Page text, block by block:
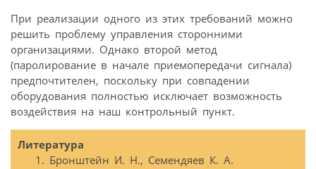
При реализации одного из этих требований можно
решить проблему управления сторонними
организациями. Однако второй метод
(паролирование в начале приемопередачи сигнала)
предпочтителен, поскольку при совпадении
оборудования полностью исключает возможность
воздействия на наш контрольный пункт.
Литература
Бронштейн И. Н., Семендяев К. А.